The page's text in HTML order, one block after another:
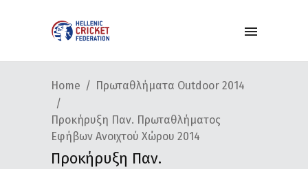
Home Πρωταθλήματα Outdoor 2014
Προκήρυξη Παν. Πρωταθλήματος
Εφήβων Ανοιχτού Χώρου 2014
Προκήρυξη Παν.